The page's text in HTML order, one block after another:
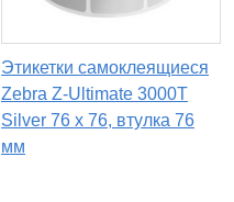
Этикетки самоклеящиеся
Zebra Z-Ultimate 3000T
Silver 76 x 76, втулка 76
мм